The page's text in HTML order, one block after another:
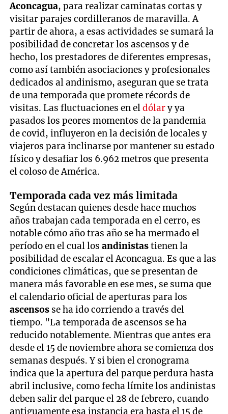
Aconcagua, para realizar caminatas cortas y
visitar parajes cordilleranos de maravilla. A
partir de ahora, a esas actividades se sumará la
posibilidad de concretar los ascensos y de
hecho, los prestadores de diferentes empresas,
como así también asociaciones y profesionales
dedicados al andinismo, aseguran que se trata
de una temporada que promete récords de
visitas. Las fluctuaciones en eldólary ya
pasados los peores momentos de la pandemia
de covid, influyeron en la decisión de locales y
viajeros para inclinarse por mantener su estado
físico y desafiar los 6.962 metros que presenta
el coloso de América.
Temporada cada vez más limitada
Según destacan quienes desde hace muchos
años trabajan cada temporada en el cerro, es
notable cómo año tras año se ha mermado el
período en el cual losandinistastienen la
posibilidad de escalar el Aconcagua. Es que a las
condiciones climáticas, que se presentan de
manera más favorable en ese mes, se suma que
el calendario oficial de aperturas para los
ascensos se ha ido corriendo a través del
tiempo. "La temporada de ascensos se ha
reducido notablemente. Mientras que antes era
desde el 15 de noviembre ahora se comienza dos
semanas después. Y si bien el cronograma
indica que la apertura del parque perdura hasta
abril inclusive, como fecha límite los andinistas
deben salir del parque el 28 de febrero, cuando
antiguamente esa instancia era hasta el 15 de